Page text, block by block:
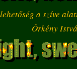
a szíve
Örkény